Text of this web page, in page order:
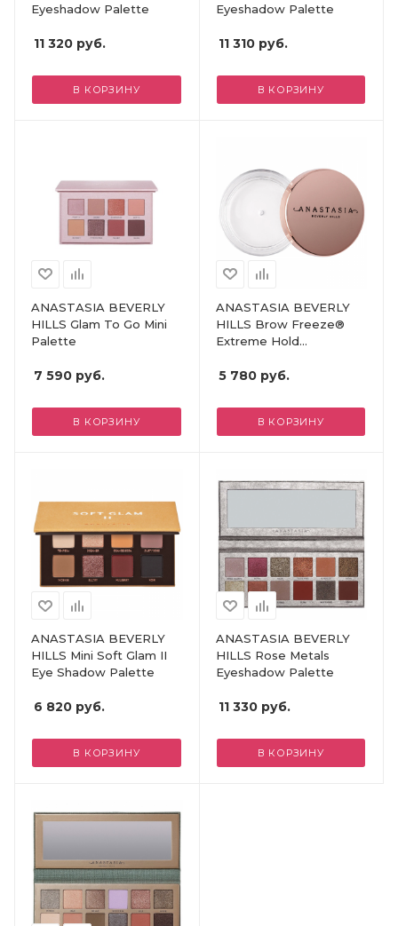
Eyeshadow Palette
11 320 руб.
В КОРЗИНУ
Eyeshadow Palette
11 310руб.
В КОРЗИНУ
ANASTASIA BEVERLY
HILLS Glam To Go Mini
Palette
7 590 руб.
В КОРЗИНУ
ANASTASIA BEVERLY
HILLS Brow Freeze®
Extreme Hold
Sculpting Wax
5 780руб.
В КОРЗИНУ
ANASTASIA BEVERLY
HILLS Mini Soft Glam II
Eye Shadow Palette
6 820 руб.
В КОРЗИНУ
ANASTASIA BEVERLY
HILLS Rose Metals
Eyeshadow Palette
11 330руб.
В КОРЗИНУ